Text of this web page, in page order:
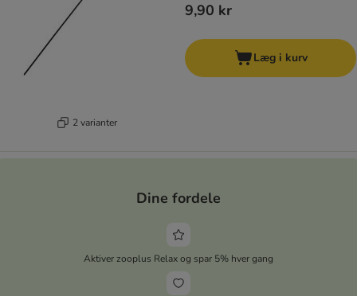
2 varianter
9,90 kr
Læg i kurv
Dine fordele
Aktiver zooplus Relax og spar 5% hver gang